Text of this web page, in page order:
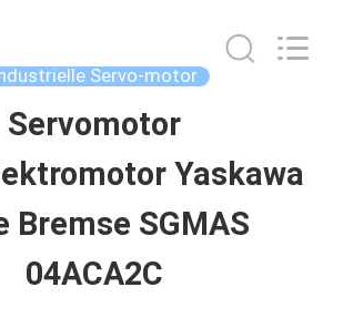
Servo-motor
Servomotor
Yaskawa
Bremse SGMAS
04ACA2C